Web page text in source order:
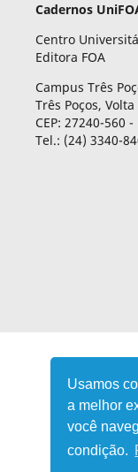
Usamos
a melhor
você
condição.
Cadernos
Centro
Editora FOA
Campus Três
Três Poços, Volta
CEP: 27240-560
Tel.: (24) 3340-